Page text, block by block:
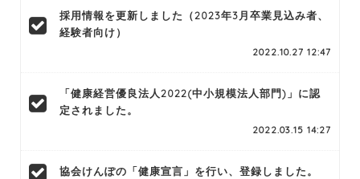
採用情報を更新しました（2023年3月卒業見込み者、
経験者向け）
2022.10.27 12:47
「健康経営優良法人2022(中小規模法人部門)」に認
定されました。
2022.03.15 14:27
協会けんぽの「健康宣言」を行い、登録しました。